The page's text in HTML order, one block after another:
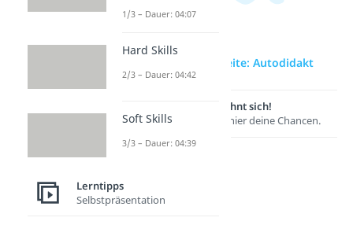
zur Videoseite: Autodidakt
Lernen lohnt sich!
Entdecke hier deine Chancen.
1/3 – Dauer: 04:07
Hard Skills
2/3 – Dauer: 04:42
Soft Skills
3/3 – Dauer: 04:39
Lerntipps
Selbstpräsentation